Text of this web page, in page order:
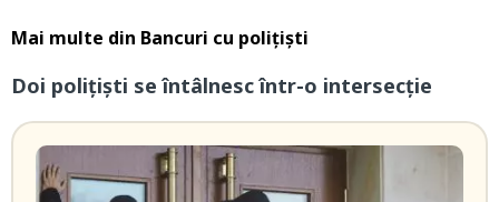
Mai multe din Bancuri cu polițiști
Doi poliţişti se întâlnesc într-o intersecție